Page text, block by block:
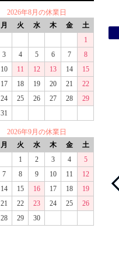
2026年8月の休業日
月 火 水 木 金
土
1
3 4 5 6 7
8
10 11 12 13 14
15
17 18 19 20 21
22
24 25 26 27 28
29
31
2026年9月の休業日
月 火 水 木 金
土
1
2 3 4
5
7 8 9 10 11
12
14 15 16 17 18
19
21 22 23 24 25
26
28 29 30